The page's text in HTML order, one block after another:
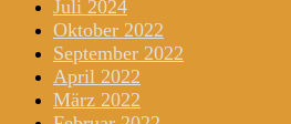
Juli 2024
Oktober 2022
September 2022
April 2022
März 2022